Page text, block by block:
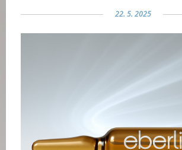
22. 5. 2025